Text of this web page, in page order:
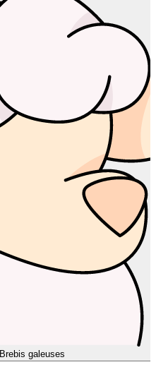
Brebis galeuses